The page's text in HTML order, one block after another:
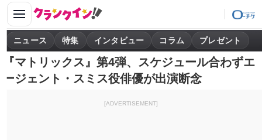
ニュース 特集 インタビュー コラム プレゼント
『マトリックス』第4弾、スケジュール合わずエ
ージェント・スミス役俳優が出演断念
[ADVERTISEMENT]